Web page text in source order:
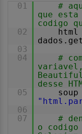
01
#
que
codigo
02
html
03
04
#
variavel,
desse
05
06
07
#
o